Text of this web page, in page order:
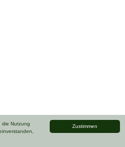
Zustimmen
die Nutzung